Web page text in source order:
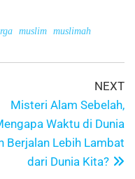
muslim muslimah
NEXT
Misteri Alam Sebelah,
Waktu di Dunia
Berjalan Lebih Lambat
dari Dunia Kita?